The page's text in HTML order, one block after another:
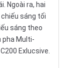
Ngoài ra, hai
sáng tối
sáng theo
pha Multi-
Exlucsive.